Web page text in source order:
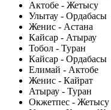
Актобе - Жетысу
Улытау - Ордабасы
Женис - Астана
Кайсар - Атырау
Тобол - Туран
Кайсар - Ордабасы
Елимай - Актобе
Женис - Кайрат
Атырау - Туран
Окжетпес - Жетысу